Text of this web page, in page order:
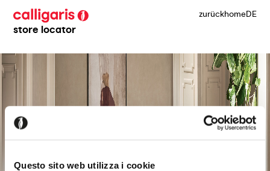
Questo sito web utilizza i cookie
store locator
zurückhomeDE